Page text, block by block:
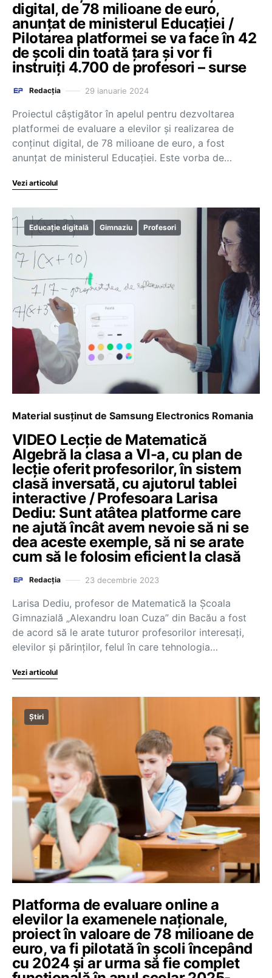
digital, de 78 milioane de euro,
anunțat de ministerul Educației /
Pilotarea platformei se va face în 42
de școli din toată țara și vor fi
instruiți 4.700 de profesori – surse
Redacția 29 ianuarie 2024
Proiectul câștigător în apelul pentru dezvoltarea
platformei de evaluare a elevilor și realizarea de
conținut digital, de 78 milioane de euro, a fost
anunțat de ministerul Educației. Este vorba de…
Vezi articolul
Educație digitală Gimnaziu Profesori
Material susținut de Samsung Electronics Romania
VIDEO Lecție de Matematică
Algebră la clasa a VI-a, cu plan de
lecție oferit profesorilor, în sistem
clasă inversată, cu ajutorul tablei
interactive / Profesoara Larisa
Dediu: Sunt atâtea platforme care
ne ajută încât avem nevoie să ni se
dea aceste exemple, să ni se arate
cum să le folosim eficient la clasă
Redacția 23 decembrie 2023
Larisa Dediu, profesor de Matematică la Școala
Gimnazială „Alexandru Ioan Cuza” din Bacău a fost
de acord să le arate tuturor profesorilor interesați,
elevilor și părinților, felul în care tehnologia…
Vezi articolul
Știri
Platforma de evaluare online a
elevilor la examenele naționale,
proiect în valoare de 78 milioane de
euro, va fi pilotată în școli începând
cu 2024 și ar urma să fie complet